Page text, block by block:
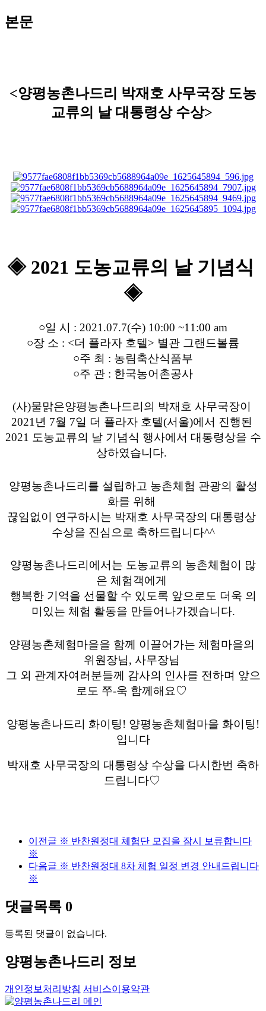
본문
<양평농촌나드리 박재호 사무국장 도농
교류의 날 대통령상 수상>
◈ 2021 도농교류의 날 기념식
◈
○일 시 : 2021.07.7(수) 10:00 ~11:00 am
○장 소 : <더 플라자 호텔> 별관 그랜드볼륨
○주 최 : 농림축산식품부
○주 관 : 한국농어촌공사
(사)물맑은양평농촌나드리의 박재호 사무국장이
2021년 7월 7일 더 플라자 호텔(서울)에서 진행된
2021 도농교류의 날 기념식 행사에서 대통령상을 수
상하였습니다.
양평농촌나드리를 설립하고 농촌체험 관광의 활성
화를 위해
끊임없이 연구하시는 박재호 사무국장의 대통령상
수상을 진심으로 축하드립니다^^
​양평농촌나드리에서는 도농교류의 농촌체험이 많
은 체험객에게
행복한 기억을 선물할 수 있도록 앞으로도 더욱 의
미있는 체험 활동을 만들어나가겠습니다.
​양평농촌체험마을을 함께 이끌어가는 체험마을의
위원장님, 사무장님
그 외 관계자여러분들께 감사의 인사를 전하며 앞으
로도 쭈-욱 함께해요♡
양평농촌나드리 화이팅! 양평농촌체험마을 화이팅!
입니다
박재호 사무국장의 대통령상 수상을 다시한번 축하
드립니다♡
이전글 ※ 반찬원정대 체험단 모집을 잠시 보류합니다
※
다음글 ※ 반찬원정대 8차 체험 일정 변경 안내드립니다
※
댓글목록 0
등록된 댓글이 없습니다.
양평농촌나드리 정보
개인정보처리방침 서비스이용약관